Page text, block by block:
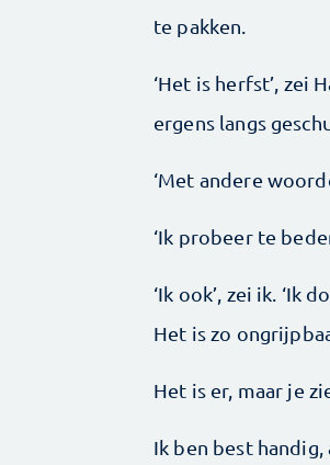
te pakken.
‘Het is herfst’, zei
ergens langs
‘Met andere
‘Ik probeer te
‘Ik ook’, zei ik. ‘Ik
Het is zo
Het is er, maar je
Ik ben best handig,